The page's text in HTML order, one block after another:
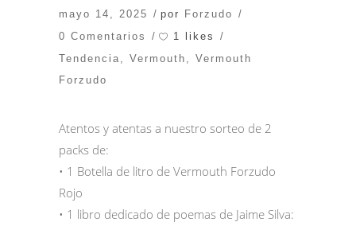
mayo 14, 2025 por Forzudo
0 Comentarios
1 likes
Tendencia
Vermouth
Vermouth
Forzudo
Atentos y atentas a nuestro sorteo de 2
packs de:
• 1 Botella de litro de Vermouth Forzudo
Rojo
• 1 libro dedicado de poemas de Jaime Silva: